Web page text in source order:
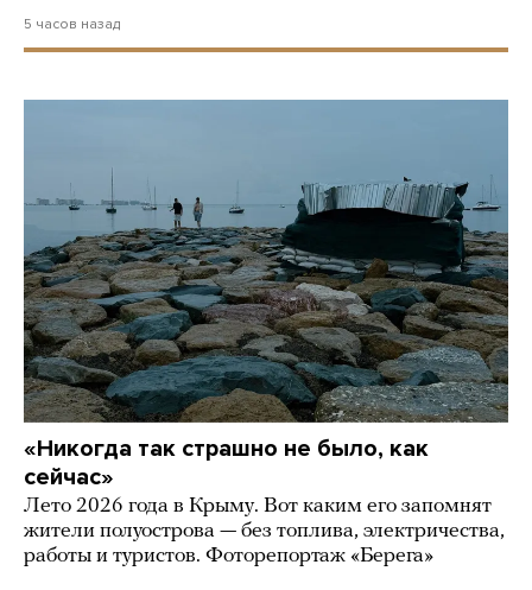
5 часов назад
«Никогда так страшно не было, как
сейчас»
Лето 2026 года в Крыму. Вот каким его запомнят
жители полуострова — без топлива, электричества,
работы и туристов. Фоторепортаж «Берега»